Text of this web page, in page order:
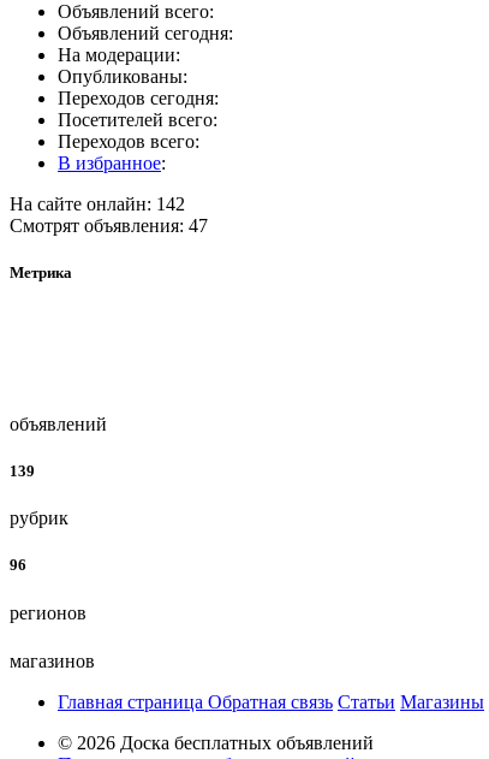
Объявлений всего:
Объявлений сегодня:
На модерации:
Опубликованы:
Переходов сегодня:
Посетителей всего:
Переходов всего:
В избранное:
На сайте онлайн: 142
Смотрят объявления: 47
Метрика
объявлений
139
рубрик
96
регионов
магазинов
Главная страница Обратная связь Статьи Магазины
© 2026 Доска бесплатных объявлений